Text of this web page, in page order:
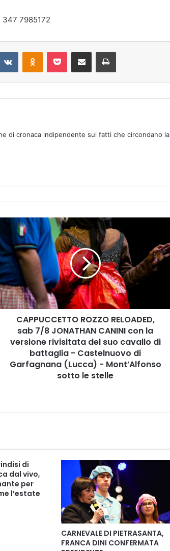
347 7985172
di cronaca indipendente sui fatti che circondano la
CAPPUCCETTO ROZZO RELOADED,
sab 7/8 JONATHAN CANINI con la
versione rivisitata del suo cavallo di
battaglia - Castelnuovo di
Garfagnana (Lucca) - Mont’Alfonso
sotto le stelle
di
dal vivo,
per
l’estate
CARNEVALE DI PIETRASANTA,
FRANCA DINI CONFERMATA